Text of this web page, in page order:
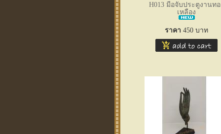
H013 มือจับประตูงานท
เหลือง
ราคา 450 บาท